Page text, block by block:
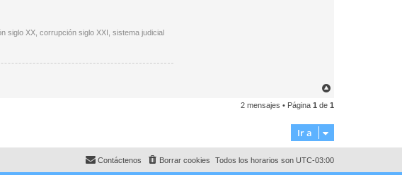
siglo XX, corrupción siglo XXI, sistema judicial
r
b
2 mensajes • Página 1 de 1
Ir a
Todos los horarios son UTC-03:00
Borrar cookies
Contáctenos